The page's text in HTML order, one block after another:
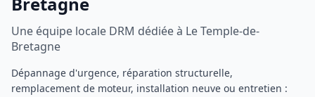
Une équipe locale DRM dédiée à Le Temple-de-
Bretagne
Dépannage d'urgence, réparation structurelle,
remplacement de moteur, installation neuve ou entretien :